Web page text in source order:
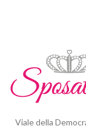
Viale della